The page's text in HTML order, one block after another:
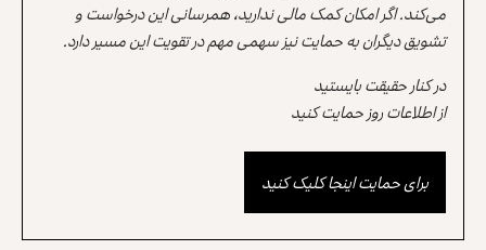
می‌کند. اگر امکان کمک مالی ندارید، همرسانی این درخواست و
تشویق دیگران به حمایت نیز سهمی مهم در تقویت این مسیر دارد.
در کنار حقیقت بایستید
از اطلاعات روز حمایت کنید
برای حمایت اینجا کلیک کنید